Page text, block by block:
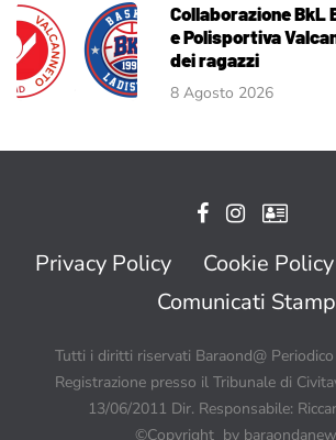
Collaborazione BkL
e Polisportiva
dei ragazzi
8 Agosto 2026
Privacy Policy Cookie Policy
Comunicati
Tutti i diritti riservati Baraond@
Registrazione presso il Tribunale di
13/06/2011 Dir. Responsabile:
©Copyright by